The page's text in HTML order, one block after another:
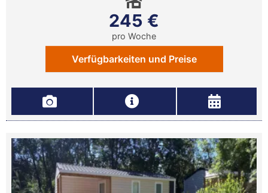
245 €
pro Woche
Verfügbarkeiten und Preise